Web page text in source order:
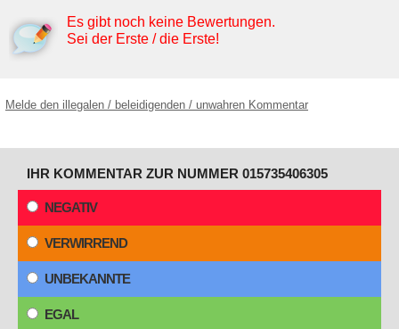
Es gibt noch keine Bewertungen.
Sei der Erste / die Erste!
Melde den illegalen / beleidigenden / unwahren Kommentar
IHR KOMMENTAR ZUR NUMMER 015735406305
NEGATIV
VERWIRREND
UNBEKANNTE
EGAL